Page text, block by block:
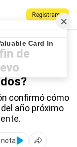
Registrarse
de
confirmó cómo
año próximo
nota